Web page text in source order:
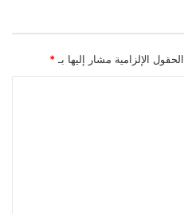
الحقول الإلزامية مشار إليها بـ *